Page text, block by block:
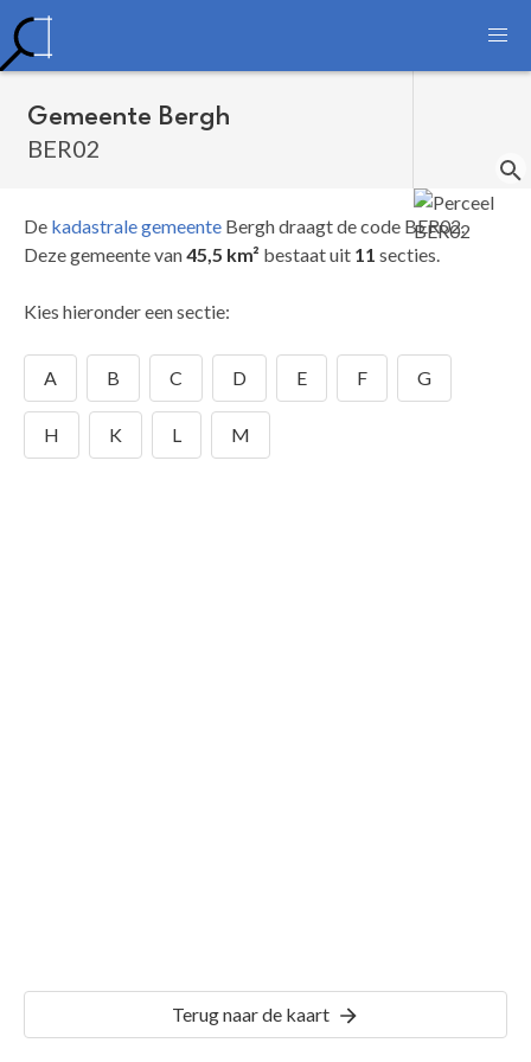
Gemeente Bergh
BER02
De kadastrale gemeente Bergh draagt de code BER02.
Deze gemeente van45,5 km² bestaat uit 11 secties.
Kies hieronder een sectie:
A B C D E F G
H K L M
Terug naar de kaart
BER02